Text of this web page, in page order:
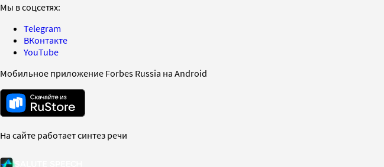
Мы в соцсетях:
Telegram
ВКонтакте
YouTube
Мобильное приложение Forbes Russia на Android
На сайте работает синтез речи